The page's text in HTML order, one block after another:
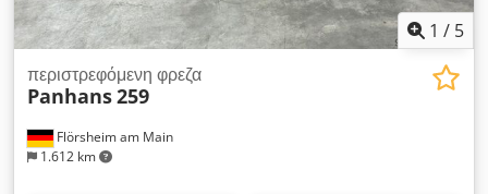
1 / 5
Flörsheim am Main
1.612 km
περιστρεφόμενη φρεζα
Panhans259